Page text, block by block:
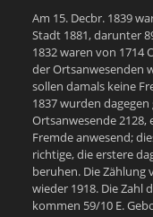
Am 15. Decbr. 1839
Stadt 1881, darunter
1832 waren von 1714
der Ortsanwesenden
sollen damals keine
1837 wurden
Ortsanwesende 2128,
Fremde anwesend;
richtige, die erstere
beruhen. Die Zählung
wieder 1918. Die Zahl
kommen 59/10 E.